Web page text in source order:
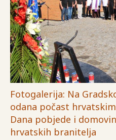
Fotogalerija: Na
odana počast
Dana pobjede i
hrvatskih branitelja